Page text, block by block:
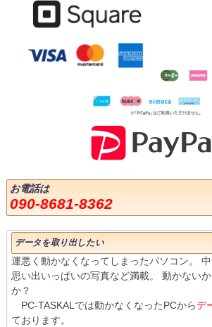
お電話は
090-8681-8362
データを取り出したい
運悪く動かなくなってしまったパソコン。
思い出いっぱいの写真など満載。 動かない
か？
PC-TASKALでは動かなくなったPCからデ
ております。